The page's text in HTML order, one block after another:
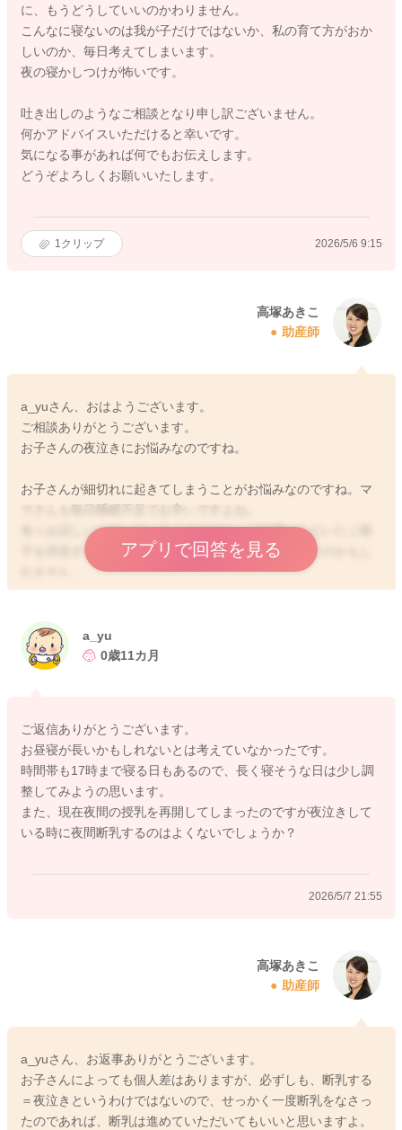
に、もうどうしていいのかわりません。
こんなに寝ないのは我が子だけではないか、私の育て方がおか
しいのか、毎日考えてしまいます。
夜の寝かしつけが怖いです。
吐き出しのようなご相談となり申し訳ございません。
何かアドバイスいただけると幸いです。
気になる事があれば何でもお伝えします。
どうぞよろしくお願いいたします。
1 クリップ 2026/5/6 9:15
高塚あきこ
助産師
a_yuさん、おはようございます。
ご相談ありがとうございます。
お子さんの夜泣きにお悩みなのですね。
お子さんが細切れに起きてしまうことがお悩みなのですね。マ
マさんも毎日睡眠不足でお辛いですよね。
色々お試しいただいているようですが、ご記載いただいたご様
子を拝見する限りですと、もしかするとお昼寝が多いのかもし
11ヶ月のお子さんということですと、もうすぐ1歳、乳児期から
要な場合が多いのですが、お子さんによってはかなり体力がつ
いてくることもあります。
なしにしなくても、3時間弱寝ているところを、30分程度で起こ
すなど、次第に短くしていって、最終的になくしていかれるよ
うにするといいかもしれませんね。確かに、お昼寝が足りてい
ないと、夕方にグズグズしてしまうお子さんは多いのですが、
例えば、眠くなる時間にお風呂に入ったり、お散歩に行った
り、窓を開けて外の空気を吸ったりするだけでも気分転換にな
がら、20時頃までに寝かせてあげられるといいですね。
しれませんね。ですので、少し日中の活動量を増やすことと、
お昼寝の時間を調整していただくことをお試しいただくといい
アプリで回答を見る
2026/5/7 5:43
a_yu
0歳11カ月
ご返信ありがとうございます。
お昼寝が長いかもしれないとは考えていなかったです。
時間帯も17時まで寝る日もあるので、長く寝そうな日は少し調
整してみようの思います。
また、現在夜間の授乳を再開してしまったのですが夜泣きして
いる時に夜間断乳するのはよくないでしょうか？
2026/5/7 21:55
高塚あきこ
助産師
a_yuさん、お返事ありがとうございます。
お子さんによっても個人差はありますが、必ずしも、断乳する
＝夜泣きというわけではないので、せっかく一度断乳をなさっ
たのであれば、断乳は進めていただいてもいいと思いますよ。